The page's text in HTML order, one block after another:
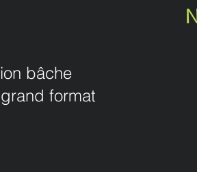
bâche
format